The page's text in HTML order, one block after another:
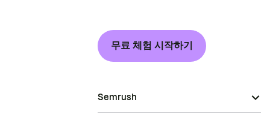
무료 체험 시작하기
Semrush